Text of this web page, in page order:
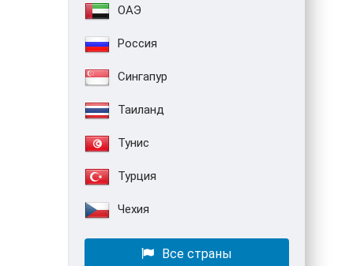
ОАЭ
Россия
Сингапур
Таиланд
Тунис
Турция
Чехия
Все страны